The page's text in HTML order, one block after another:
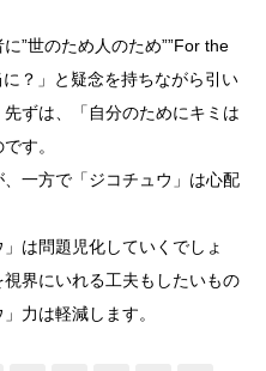
”世のため人のため””For the
？」と疑念を持ちながら引い
ずは、「自分のためにキミは
す。
一方で「ジコチュウ」は心配
は問題児化していくでしょ
界にいれる工夫もしたいもの
力は軽減します。